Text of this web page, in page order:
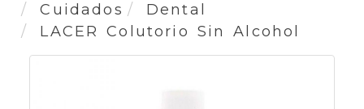
Cuidados
Dental
LACER Colutorio Sin Alcohol